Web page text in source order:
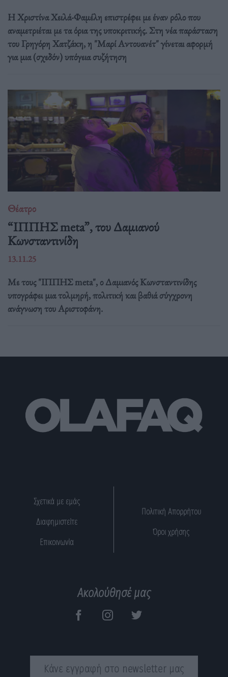
Η Χριστίνα Χειλά-Φαμέλη επιστρέφει με έναν ρόλο που
αναμετριέται με τα όρια της υποκριτικής. Στη νέα παράσταση
του Γρηγόρη Χατζάκη, η "Μαρί Αντουανέτ" γίνεται αφορμή
για μια (σχεδόν) υπόγεια συζήτηση
Θέατρο
“ΙΠΠΗΣ meta”, του Δαμιανού
Κωνσταντινίδη
13.11.25
Με τους "ΙΠΠΗΣ meta", ο Δαμιανός Κωνσταντινίδης
υπογράφει μια τολμηρή, πολιτική και βαθιά σύγχρονη
ανάγνωση του Αριστοφάνη.
Σχετικά με εμάς
Διαφημιστείτε
Επικοινωνία
Πολιτική Απορρήτου
Όροι χρήσης
Ακολούθησέ μας
Κάνε εγγραφή στο newsletter μας